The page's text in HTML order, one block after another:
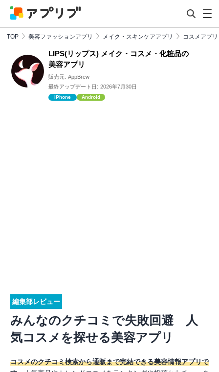
TOP 美容ファッションアプリ メイク・スキンケアアプリ コスメアプリ
LIPS(リップス) メイク・コスメ・化粧品の
美容アプリ
販売元: AppBrew
最終アップデート日: 2026年7月30日
iPhone Android
編集部レビュー
みんなのクチコミで失敗回避 人
気コスメを探せる美容アプリ
コスメのクチコミ検索から通販まで完結できる美容情報アプリで